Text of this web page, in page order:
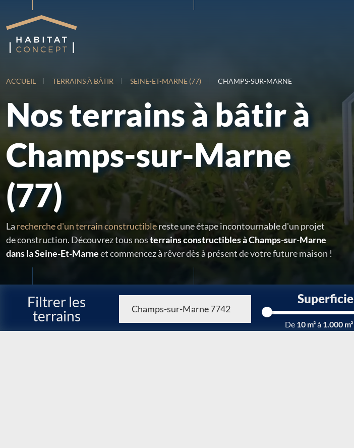
ACCUEIL TERRAINS À BÂTIR SEINE-ET-MARNE (77) CHAMPS-SUR-MARNE
Nos terrains à bâtir à
Champs-sur-Marne
(77)
La recherche d'un terrain constructiblereste une étape incontournable d'un projet
de construction. Découvrez tous nosterrains constructibles à Champs-sur-Marne
dans la Seine-Et-Marneet commencez à rêver dès à présent de votre future maison !
Filtrer les
terrains
Superficie
De 10 m²à 1.000 m²